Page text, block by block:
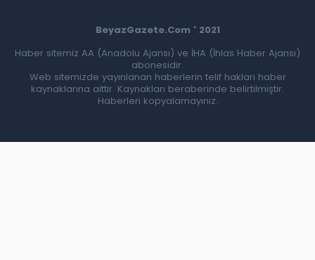
BeyazGazete.Com ' 2021
Haber sitemiz AA (Anadolu Ajansı) ve İHA (İhlas Haber Ajansı)
abonesidir.
Web sitemizde yayınlanan haberlerin telif hakları haber
kaynaklarına aittir. Kaynakları beraberinde belirtilmiştir.
Haberleri kopyalamayınız.